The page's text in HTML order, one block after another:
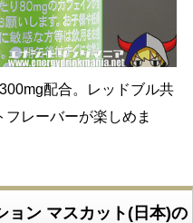
配合。レッドブル共
レーバーが楽しめま
ョン マスカット(日本)の